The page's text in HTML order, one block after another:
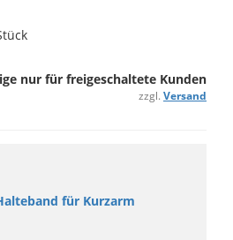
nur für freigeschaltete Kunden
zzgl. Versand